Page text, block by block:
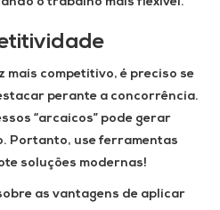
mais competitivo, é preciso se
perante a concorrência.
“arcaicos” pode gerar
Portanto, use ferramentas
soluções modernas!
as vantagens de aplicar